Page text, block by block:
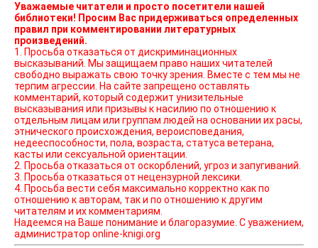
Уважаемые читатели и просто посетители нашей
библиотеки! Просим Вас придерживаться определенных
правил при комментировании литературных
произведений.
1. Просьба отказаться от дискриминационных
высказываний. Мы защищаем право наших читателей
свободно выражать свою точку зрения. Вместе с тем мы не
терпим агрессии. На сайте запрещено оставлять
комментарий, который содержит унизительные
высказывания или призывы к насилию по отношению к
отдельным лицам или группам людей на основании их расы,
этнического происхождения, вероисповедания,
недееспособности, пола, возраста, статуса ветерана,
касты или сексуальной ориентации.
2. Просьба отказаться от оскорблений, угроз и запугиваний.
3. Просьба отказаться от нецензурной лексики.
4. Просьба вести себя максимально корректно как по
отношению к авторам, так и по отношению к другим
читателям и их комментариям.
Надеемся на Ваше понимание и благоразумие. С уважением,
администратор online-knigi.org